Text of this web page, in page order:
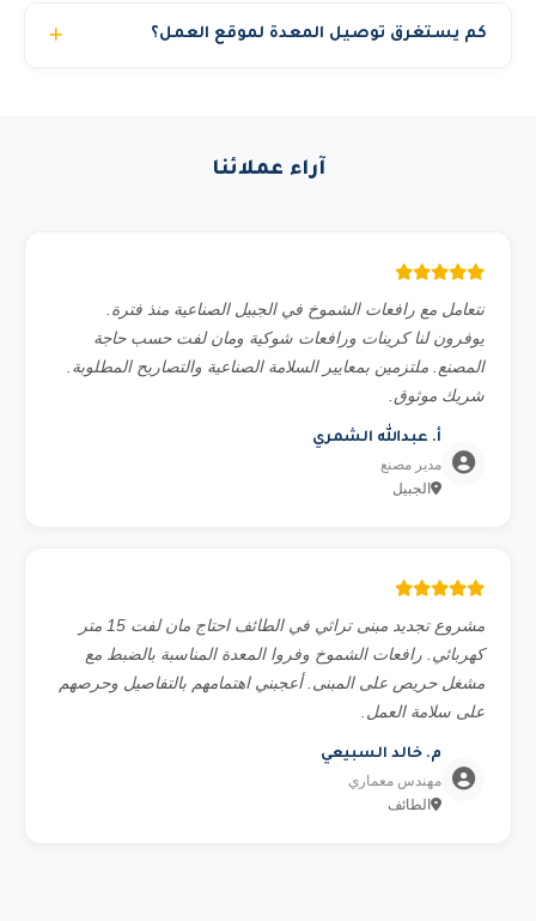
نوع العمل المطلوب، الارتفاع أو الحمولة، الموقع (داخلي أو
كم يستغرق توصيل المعدة لموقع العمل؟
التوصيل في الموعد المحدد بالضبط.
آراء عملائنا
نتعامل مع رافعات الشموخ في الجبيل الصناعية منذ فترة.
يوفرون لنا كرينات ورافعات شوكية ومان لفت حسب حاجة
المصنع. ملتزمين بمعايير السلامة الصناعية والتصاريح المطلوبة.
شريك موثوق.
أ. عبدالله الشمري
مدير مصنع
الجبيل
مشروع تجديد مبنى تراثي في الطائف احتاج مان لفت 15 متر
كهربائي. رافعات الشموخ وفروا المعدة المناسبة بالضبط مع
مشغل حريص على المبنى. أعجبني اهتمامهم بالتفاصيل وحرصهم
على سلامة العمل.
م. خالد السبيعي
مهندس معماري
الطائف